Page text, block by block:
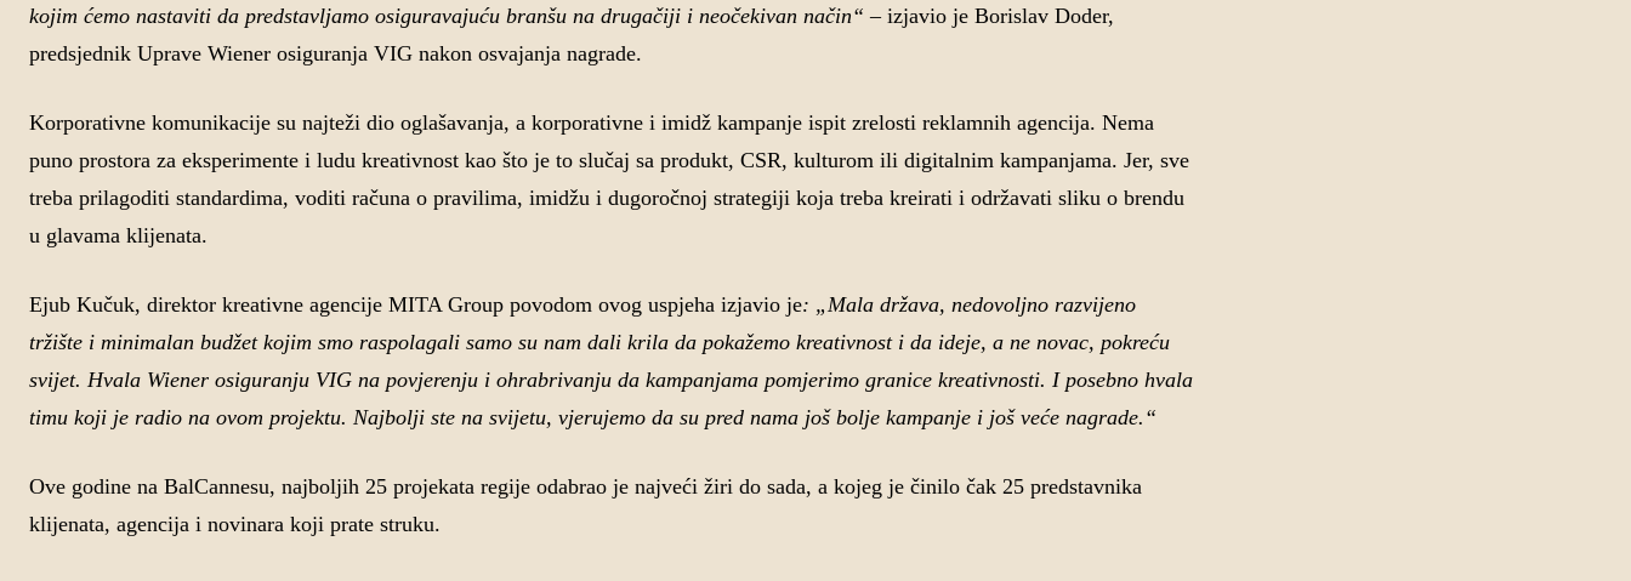
kojim ćemo nastaviti da predstavljamo osiguravajuću branšu na drugačiji i neočekivan način“ – izjavio je Borislav Doder,
predsjednik Uprave Wiener osiguranja VIG nakon osvajanja nagrade.
Korporativne komunikacije su najteži dio oglašavanja, a korporativne i imidž kampanje ispit zrelosti reklamnih agencija. Nema
puno prostora za eksperimente i ludu kreativnost kao što je to slučaj sa produkt, CSR, kulturom ili digitalnim kampanjama. Jer, sve
treba prilagoditi standardima, voditi računa o pravilima, imidžu i dugoročnoj strategiji koja treba kreirati i održavati sliku o brendu
u glavama klijenata.
Ejub Kučuk, direktor kreativne agencije MITA Group povodom ovog uspjeha izjavio je: „Mala država, nedovoljno razvijeno
tržište i minimalan budžet kojim smo raspolagali samo su nam dali krila da pokažemo kreativnost i da ideje, a ne novac, pokreću
svijet. Hvala Wiener osiguranju VIG na povjerenju i ohrabrivanju da kampanjama pomjerimo granice kreativnosti. I posebno hvala
timu koji je radio na ovom projektu. Najbolji ste na svijetu, vjerujemo da su pred nama još bolje kampanje i još veće nagrade.“
Ove godine na BalCannesu, najboljih 25 projekata regije odabrao je najveći žiri do sada, a kojeg je činilo čak 25 predstavnika
klijenata, agencija i novinara koji prate struku.